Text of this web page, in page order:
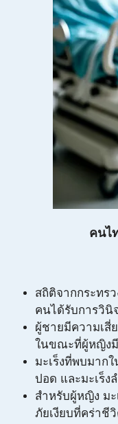
คนไ
สถิติจากกระทร
คนได้รับการวินิ
ผู้ชายมีความเสี่
ในขณะที่ผู้หญิงมี
มะเร็งที่พบมาก
ปอด และมะเร็ง
สำหรับผู้หญิง มะ
ภัยเงียบที่คร่าชี